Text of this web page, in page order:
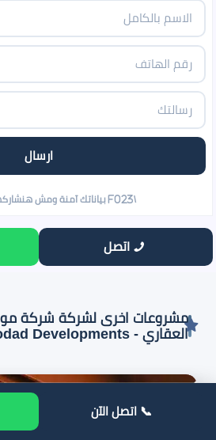
اتصل
مشروعات اخرى لشركة شركة
العقاري - Modad Developments
📞 اتصل الآن